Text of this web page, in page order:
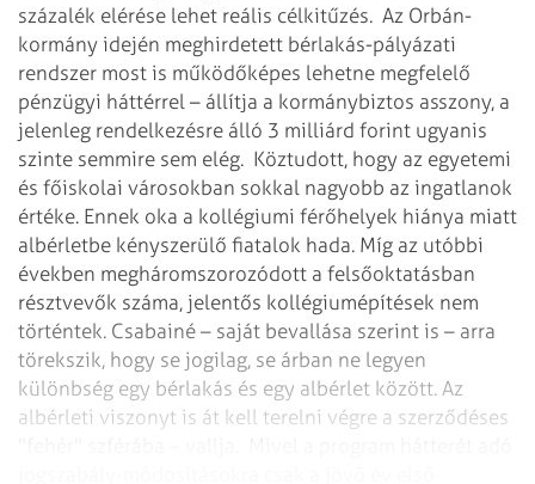
százalék elérése lehet reális célkitűzés. Az Orbán-
kormány idején meghirdetett bérlakás-pályázati
rendszer most is működőképes lehetne megfelelő
pénzügyi háttérrel – állítja a kormánybiztos asszony, a
jelenleg rendelkezésre álló 3 milliárd forint ugyanis
szinte semmire sem elég. Köztudott, hogy az egyetemi
és főiskolai városokban sokkal nagyobb az ingatlanok
értéke. Ennek oka a kollégiumi férőhelyek hiánya miatt
albérletbe kényszerülő fiatalok hada. Míg az utóbbi
években megháromszorozódott a felsőoktatásban
résztvevők száma, jelentős kollégiumépítések nem
történtek. Csabainé – saját bevallása szerint is – arra
törekszik, hogy se jogilag, se árban ne legyen
különbség egy bérlakás és egy albérlet között. Az
albérleti viszonyt is át kell terelni végre a szerződéses